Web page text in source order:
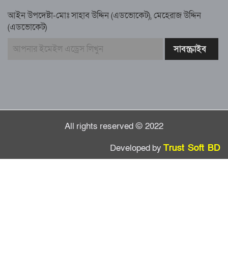
স্মরণ সভায় মিলাদ ও দোয়া
আইন উপদেষ্টা-মোঃ সাহাব উদ্দিন (এডভোকেট), মেহেরাজ উদ্দিন
(এডভোকেট)
All rights reserved © 2022
Developed by Trust Soft BD